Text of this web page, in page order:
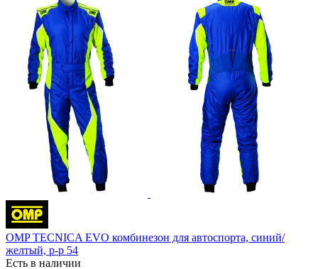
OMP TECNICA EVO комбинезон для автоспорта, синий/
желтый, р-р 54
Есть в наличии